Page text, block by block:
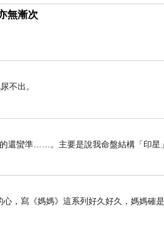
(Malmohus castle)
無漸次
不出。
還蠻準……。主要是說我命盤結構「印
，寫《媽媽》這系列好久好久，媽媽確